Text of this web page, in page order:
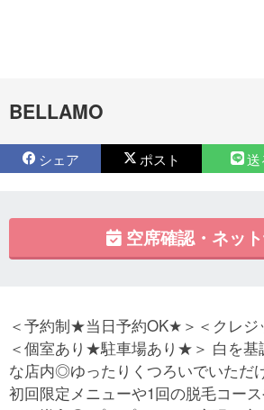
BELLAMO
シェア ポスト 送
空席確認・ネッ
＜予約制★当日予約OK★＞＜クレジ
＜個室あり★駐車場あり★＞ 白を基
な店内◎ゆったりくつろいでいただ
初回限定メニューや1回の脱毛コー